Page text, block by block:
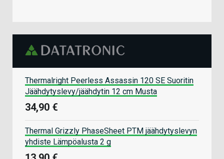
Thermalright Peerless Assassin 120 SE Suoritin
Jäähdytyslevy/jäähdytin 12 cm Musta
34,90 €
Thermal Grizzly PhaseSheet PTM jäähdytyslevyn
yhdiste Lämpöalusta 2 g